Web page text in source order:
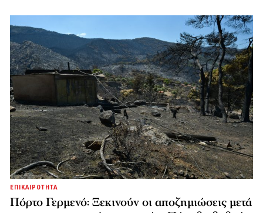
ΕΠΙΚΑΙΡΟΤΗΤΑ
Πόρτο Γερμενό: Ξεκινούν οι αποζημιώσεις μετά